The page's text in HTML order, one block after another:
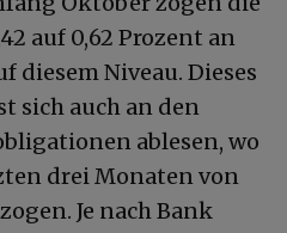
auf 0,62 Prozent an
diesem Niveau. Dieses
sich auch an den
ablesen, wo
drei Monaten von
Je nach Bank